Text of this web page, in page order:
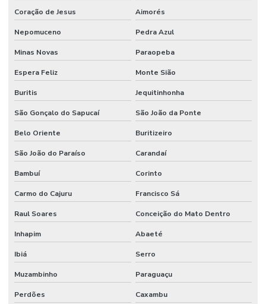
Coração de Jesus Aimorés
Nepomuceno Pedra Azul
Minas Novas Paraopeba
Espera Feliz Monte Sião
Buritis Jequitinhonha
São Gonçalo do Sapucaí São João da Ponte
Belo Oriente Buritizeiro
São João do Paraíso Carandaí
Bambuí Corinto
Carmo do Cajuru Francisco Sá
Raul Soares Conceição do Mato Dentro
Inhapim Abaeté
Ibiá Serro
Muzambinho Paraguaçu
Perdões Caxambu